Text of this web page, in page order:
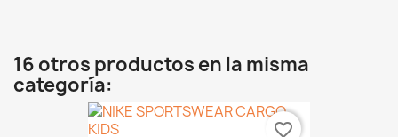
16 otros productos en la misma
categoría:
favorite_border